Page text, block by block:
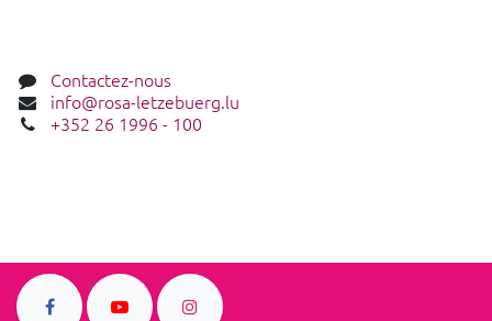
Contactez-nous
info@rosa-letzebuerg.lu
+352 26 1996 - 100